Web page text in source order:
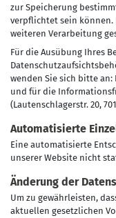
zur Speicherung
verpflichtet sein können.
weiteren Verarbeitung
Für die Ausübung Ihres
wenden Sie sich bitte
und für die
(Lautenschlagerstr. 20,
Automatisierte
Eine automatisierte
unserer Website nicht
Änderung der
Um zu gewährleisten,
aktuellen gesetzlichen